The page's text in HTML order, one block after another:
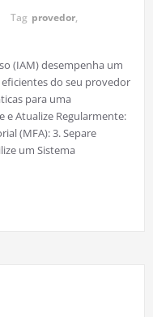
Tag provedor,
(IAM) desempenha um
do seu provedor
para uma
e Atualize Regularmente:
(MFA): 3. Separe
um Sistema